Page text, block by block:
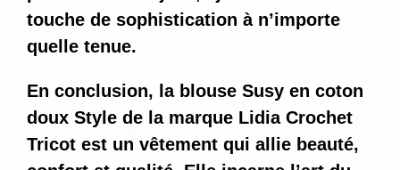
touche de sophistication à n’importe
quelle tenue.
En conclusion, la blouse Susy en coton
doux Style de la marque Lidia Crochet
Tricot est un vêtement qui allie beauté,